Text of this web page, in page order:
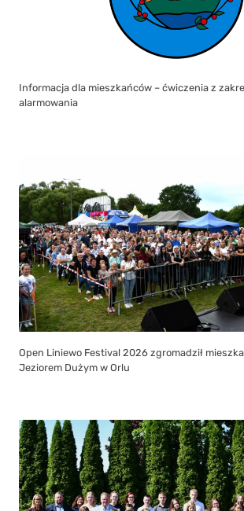
Informacja dla mieszkańców – ćwiczenia z
alarmowania
Open Liniewo Festival 2026 zgromadził
Jeziorem Dużym w Orlu